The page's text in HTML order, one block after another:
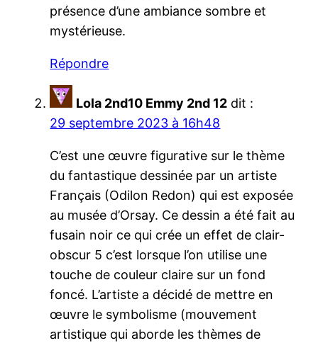
présence d’une ambiance sombre et
mystérieuse.
Répondre
Lola 2nd10 Emmy 2nd 12 dit :
29 septembre 2023 à 16h48
C’est une œuvre figurative sur le thème
du fantastique dessinée par un artiste
Français (Odilon Redon) qui est exposée
au musée d’Orsay. Ce dessin a été fait au
fusain noir ce qui crée un effet de clair-
obscur 5 c’est lorsque l’on utilise une
touche de couleur claire sur un fond
foncé. L’artiste a décidé de mettre en
œuvre le symbolisme (mouvement
artistique qui aborde les thèmes de